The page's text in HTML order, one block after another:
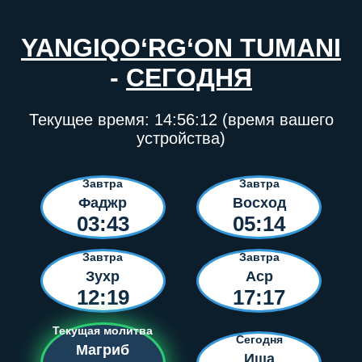
YANGIQO‘RG‘ON TUMANI
- СЕГОДНЯ
Текущее время: 14:56:12 (время вашего
устройства)
Завтра
Фаджр
03:43
Завтра
Восход
05:14
Завтра
Зухр
12:19
Завтра
Аср
17:17
Текущая молитва
Магриб
Сегодня